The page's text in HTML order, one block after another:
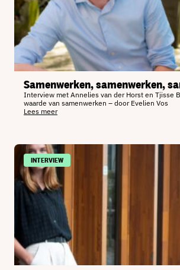
Samenwerken, samenwerken,
Interview met Annelies van der Horst en Tjisse
waarde van samenwerken – door Evelien Vos
Lees meer
INTERVIEW